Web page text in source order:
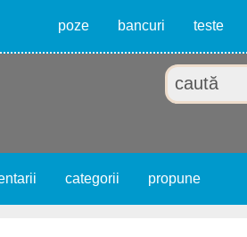
poze bancuri teste
categorii propune